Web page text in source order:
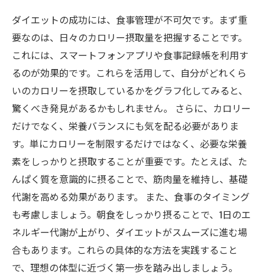
ダイエットの成功には、食事管理が不可欠です。まず重
要なのは、日々のカロリー摂取量を把握することです。
これには、スマートフォンアプリや食事記録帳を利用す
るのが効果的です。これらを活用して、自分がどれくら
いのカロリーを摂取しているかをグラフ化してみると、
驚くべき発見があるかもしれません。 さらに、カロリー
だけでなく、栄養バランスにも気を配る必要がありま
す。単にカロリーを制限するだけではなく、必要な栄養
素をしっかりと摂取することが重要です。たとえば、た
んぱく質を意識的に摂ることで、筋肉量を維持し、基礎
代謝を高める効果があります。 また、食事のタイミング
も考慮しましょう。朝食をしっかり摂ることで、1日のエ
ネルギー代謝が上がり、ダイエットがスムーズに進む場
合もあります。これらの具体的な方法を実践すること
で、理想の体型に近づく第一歩を踏み出しましょう。